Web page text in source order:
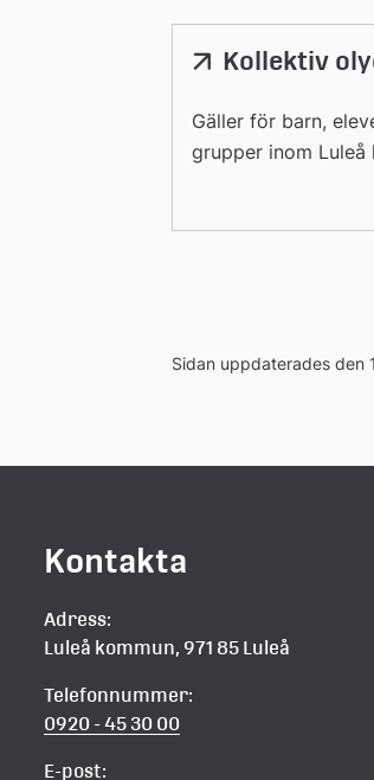
Kollektiv
Gäller för barn,
grupper inom Luleå
Sidan uppdaterades den
Kontakta
Adress:
Luleå kommun, 971 85 Luleå
Telefonnummer:
0920 - 45 30 00
E-post: